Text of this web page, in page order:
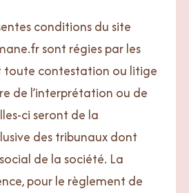
conditions du site
sont régies par les
toute contestation ou litige
de l’interprétation ou de
ci seront de la
des tribunaux dont
de la société. La
pour le règlement de